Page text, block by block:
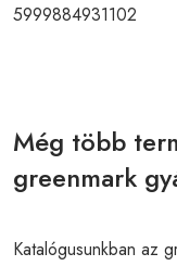
5999884931102
Még több
greenmark
Katalógusunkban az